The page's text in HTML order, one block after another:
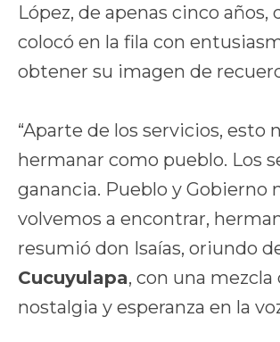
López, de apenas cinco años,
colocó en la fila con
obtener su imagen de
“Aparte de los servicios, esto
hermanar como pueblo. Los
ganancia. Pueblo y Gobierno
volvemos a encontrar,
resumió don Isaías, oriundo
Cucuyulapa, con una mezcla
nostalgia y esperanza en la